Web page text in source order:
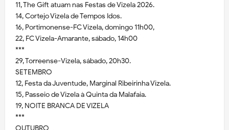
11, The Gift atuam nas Festas de Vizela 2026.
14, Cortejo Vizela de Tempos Idos.
16, Portimonense-FC Vizela, domingo 11h00,
22, FC Vizela-Amarante, sábado, 14h00
***
29, Torreense-Vizela, sábado, 20h30.
SETEMBRO
12, Festa da Juventude, Marginal Ribeirinha Vizela.
15, Passeio de Vizela à Quinta da Malafaia.
19, NOITE BRANCA DE VIZELA
***